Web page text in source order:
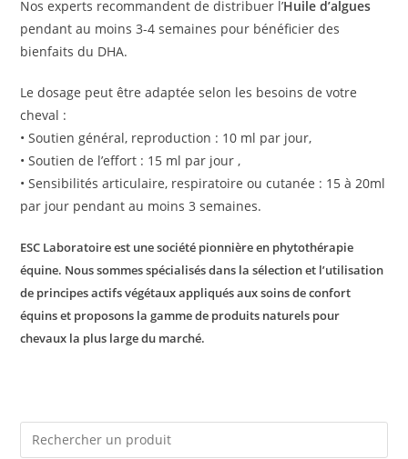
Nos experts recommandent de distribuer l’Huile d’algues
pendant au moins 3-4 semaines pour bénéficier des
bienfaits du DHA.
Le dosage peut être adaptée selon les besoins de votre
cheval :
• Soutien général, reproduction : 10 ml par jour,
• Soutien de l’effort : 15 ml par jour ,
• Sensibilités articulaire, respiratoire ou cutanée : 15 à 20ml
par jour pendant au moins 3 semaines.
ESC Laboratoire est une société pionnière en phytothérapie
équine. Nous sommes spécialisés dans la sélection et l’utilisation
de principes actifs végétaux appliqués aux soins de confort
équins et proposons la gamme de produits naturels pour
chevaux la plus large du marché.